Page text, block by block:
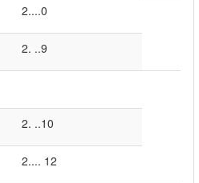
2....0
2. ..9
2. ..10
2.... 12